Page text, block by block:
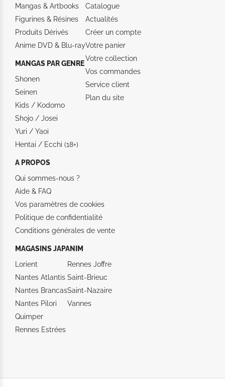
Mangas & Artbooks
Figurines & Résines
Produits Dérivés
Anime DVD & Blu‑ray
MANGAS PAR GENRE
Shonen
Seinen
Kids / Kodomo
Shojo / Josei
Yuri / Yaoi
Hentai / Ecchi (18+)
Catalogue
Actualités
Créer un compte
Votre panier
Votre collection
Vos commandes
Service client
Plan du site
A PROPOS
Qui sommes-nous ?
Aide & FAQ
Vos paramètres de cookies
Politique de confidentialité
Conditions générales de vente
MAGASINS JAPANIM
Lorient
Nantes Atlantis
Nantes Brancas
Nantes Pilori
Quimper
Rennes Estrées
Rennes Joffre
Saint-Brieuc
Saint-Nazaire
Vannes